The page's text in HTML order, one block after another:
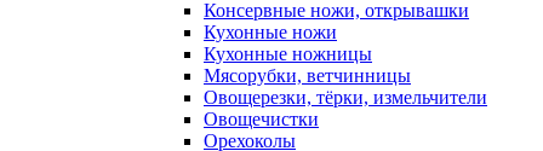
Консервные ножи, открывашки
Кухонные ножи
Кухонные ножницы
Мясорубки, ветчинницы
Овощерезки, тёрки, измельчители
Овощечистки
Орехоколы